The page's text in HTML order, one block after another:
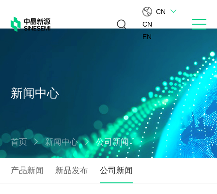
CN
CN
EN
新闻中心
首页 新闻中心 公司新闻
产品新闻 新品发布 公司新闻